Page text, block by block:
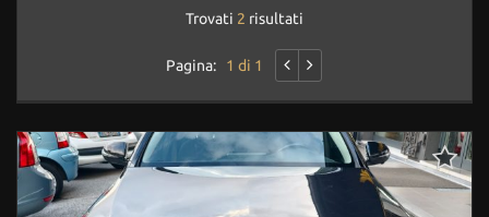
Trovati 2 risultati
Pagina: 1 di 1